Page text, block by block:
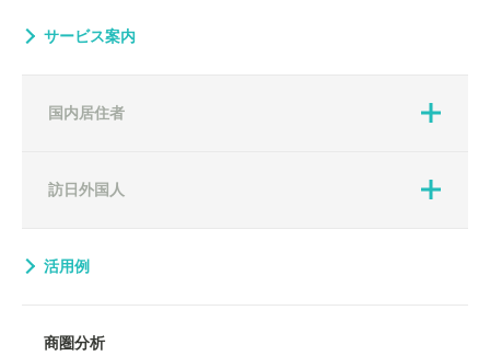
サービス案内
国内居住者
訪日外国人
活用例
商圏分析